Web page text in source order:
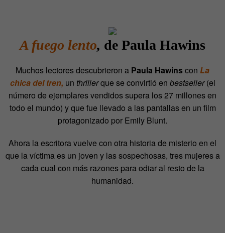
A fuego lento, de Paula Hawins
Muchos lectores descubrieron a Paula Hawinscon La
chica del tren, un thrillerque se convirtió en bestseller(el
número de ejemplares vendidos supera los 27 millones en
todo el mundo) y que fue llevado a las pantallas en un film
protagonizado por Emily Blunt.
Ahora la escritora vuelve con otra historia de misterio en el
que la víctima es un joven y las sospechosas, tres mujeres a
cada cual con más razones para odiar al resto de la
humanidad.